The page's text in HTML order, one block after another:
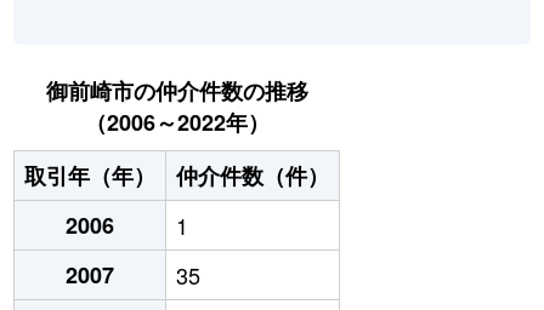
御前崎市の仲介件数の推移
（2006～2022年）
取引年（年）
仲介件数（件）
2006
1
2007
35